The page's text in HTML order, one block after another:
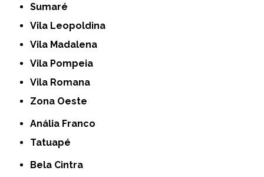
Sumaré
Vila Leopoldina
Vila Madalena
Vila Pompeia
Vila Romana
Zona Oeste
Anália Franco
Tatuapé
Bela Cintra